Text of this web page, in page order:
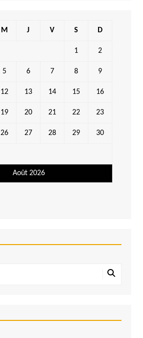
Août 2026
M J V S D
1 2
5 6 7 8 9
12 13 14 15 16
19 20 21 22 23
26 27 28 29 30